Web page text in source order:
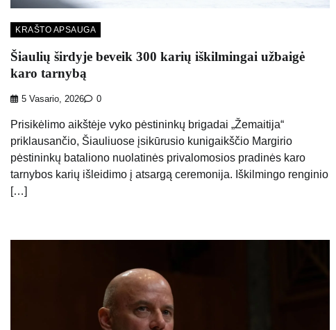
KRAŠTO APSAUGA
Šiaulių širdyje beveik 300 karių iškilmingai užbaigė
karo tarnybą
5 Vasario, 2026 0
Prisikėlimo aikštėje vyko pėstininkų brigadai „Žemaitija“
priklausančio, Šiauliuose įsikūrusio kunigaikščio Margirio
pėstininkų bataliono nuolatinės privalomosios pradinės karo
tarnybos karių išleidimo į atsargą ceremonija. Iškilmingo renginio
[…]